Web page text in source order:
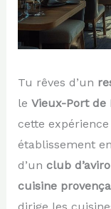
Tu rêves d’un
le Vieux-Port de
cette
établissement
d’un club
cuisine
dirige les